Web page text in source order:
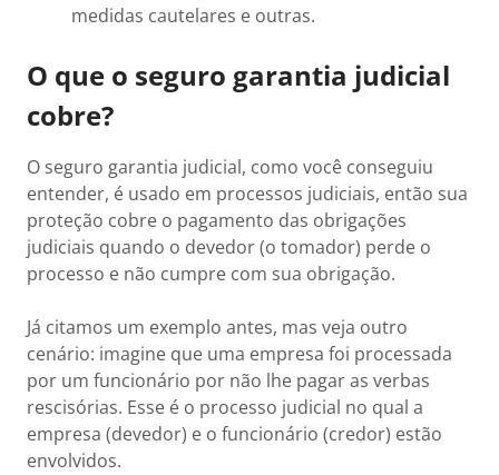
medidas cautelares e outras.
O que o seguro garantia judicial
cobre?
O seguro garantia judicial, como você conseguiu
entender, é usado em processos judiciais, então sua
proteção cobre o pagamento das obrigações
judiciais quando o devedor (o tomador) perde o
processo e não cumpre com sua obrigação.
Já citamos um exemplo antes, mas veja outro
cenário: imagine que uma empresa foi processada
por um funcionário por não lhe pagar as verbas
rescisórias. Esse é o processo judicial no qual a
empresa (devedor) e o funcionário (credor) estão
envolvidos.